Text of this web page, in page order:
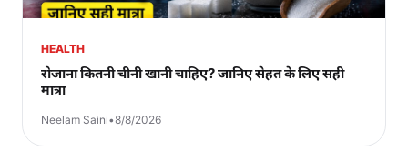
HEALTH
रोजाना कितनी चीनी खानी चाहिए? जानिए सेहत के लिए सही
मात्रा
Neelam Saini•8/8/2026